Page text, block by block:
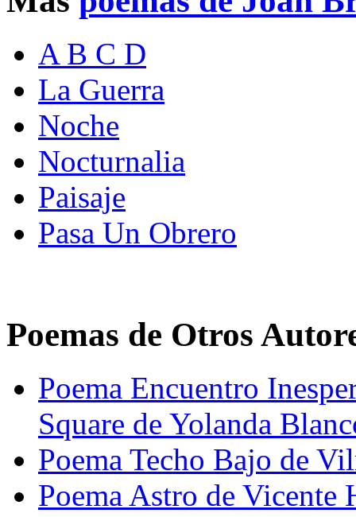
A B C D
La Guerra
Noche
Nocturnalia
Paisaje
Pasa Un Obrero
Poemas de Otros
Poema Encuentro
Square de Yolanda
Poema Techo Bajo de
Poema Astro de Vicente